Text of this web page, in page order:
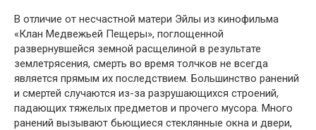
В отличие от несчастной матери Эйлы из кинофильма
«Клан Мед­вежьей Пещеры», поглощенной
развернувшейся земной расщелиной в результате
землетрясения, смерть во время толчков не всегда
является прямым их последствием. Большинство ранений
и смертей случаются из-за разрушающихся строений,
падающих тяжелых предметов и про­чего мусора. Много
ранений вызывают бьющиеся стеклянные окна и двери,